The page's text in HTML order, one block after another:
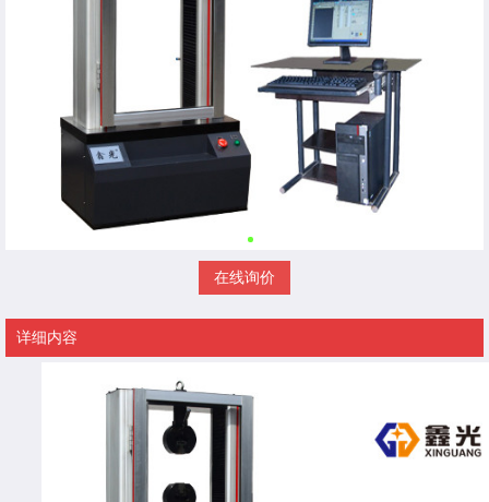
在线询价
详细内容